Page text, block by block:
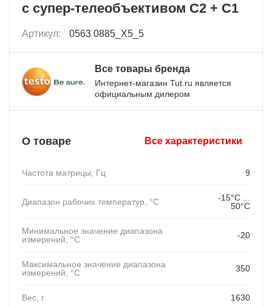
c супер-телеобъективом C2 + C1
Артикул: 0563 0885_X5_5
Все товары бренда
Интернет-магазин Tut.ru является
официальным дилером
О товаре Все характеристики
Частота матрицы, Гц 9
Диапазон рабочих температур, °C
-15°C ...
50°C
Минимальное значение диапазона
измерений, °C
-20
Максимальное значение диапазона
измерений, °C
350
Вес, г 1630